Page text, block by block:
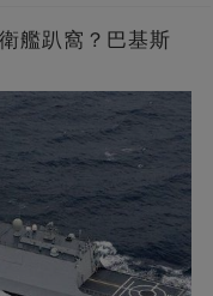
艦趴窩？巴基斯